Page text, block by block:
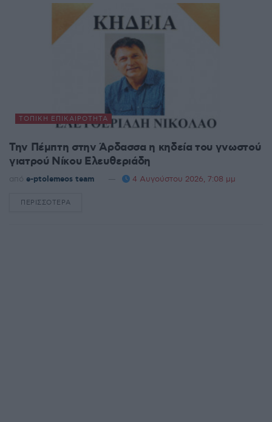
ΤΟΠΙΚΉ ΕΠΙΚΑΙΡΌΤΗΤΑ
Την Πέμπτη στην Άρδασσα η κηδεία του γνωστού
γιατρού Νίκου Ελευθεριάδη
από e-ptolemeos team 4 Αυγούστου 2026, 7:08 μμ
ΠΕΡΙΣΣΌΤΕΡΑ